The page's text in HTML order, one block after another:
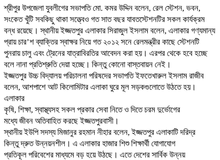
শ্রীপুর উপজেলা যুবলীগের সভাপতি মো. কমর উদ্দিন বলেন, রেল স্টেশন, ভবন,
সংকেত খুঁটি সবকিছু থাকা সত্ত্বেও গত সাত বছর যাবতস্টেশনটির সকল কার্যক্রম
বন্ধ রয়েছে। স্থানীয় ইজ্জতপুর এলাকার সিরাজুল ইসলাম বলেন, এলাকার গণ্যমান্য
প্রায় চার’শ ব্যাক্তির স্বাক্ষর নিয়ে গত ২০১২ সনে রেলমন্ত্রীর কাছে স্টেশনটি
পুনরায় চালু এবং ট্রেনের যাত্রাবিরতির আবেদন করা হয়। এরপর থেকে হবে হচ্ছে
বলে নানা প্রতিশ্রুতি দেয়া হচ্ছে। কিন্তু কোনো বাস্তবায়ন নেই।
ইজ্জতপুর উচ্চ বিদ্যালয় পরিচালনা পরিষদের সভাপতি ইফতেখারুল ইসলাম রাজীব
বলেন, আশপাশে আট কিলোমিটার এলাকা ঘুরে মূল সড়কগুলোতে উঠতে হয়।
এলাকার
কৃষি, শিক্ষা, স্বাস্থ্যসহ সকল প্রকার সেবা নিতে ও দিতে চরম দুর্ভোগের
মধ্যে জীবন অতিবাহিত করছে ইজ্জতপুরবাসী।
স্থানীয় ইউপি সদস্য মিজানুর রহমান নীহার বলেন, ইজ্জতপুর এলাকাটি দরিদ্র
কিন্তু দ্রুত উন্নয়নশীল। এ এলাকার হাজার শিশু শিক্ষার্থী যোগাযোগ
প্রতিকূল পরিবেশের মাধ্যমে বড় হয়ে উঠছে। এতে দেশের সার্বিক উন্নয়